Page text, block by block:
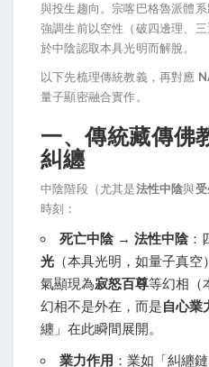
與投生趨向。宗喀巴格魯派體
強調生前以空性（破四邊理、
於中陰認取本具光明而解脫。
以下先梳理傳統教義，再對應
量子顯密融合實作。
一、傳統藏傳佛
糾纏
中陰階段（尤其是法性中陰與
時刻：
死亡中陰 → 法性中陰
光 （本具光明，如量子真
氣顯現為寂怒百尊等幻相（
幻相不是外在，而是自心業
纏」在此瞬間展開。
業力作用 ：業如「糾纏